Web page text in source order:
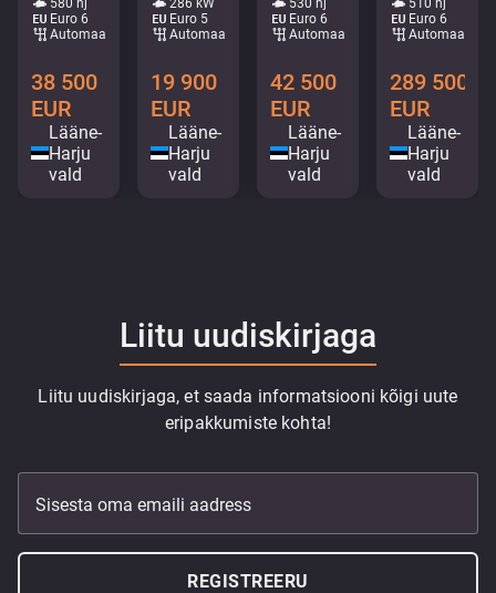
580 hj
Euro 6
Automaat
38 500
EUR
Lääne-
Harju
vald
286 kW
Euro 5
Automaat
19 900
EUR
Lääne-
Harju
vald
530 hj
Euro 6
Automaat
42 500
EUR
Lääne-
Harju
vald
510 hj
Euro 6
Automaat
289 500
EUR
Lääne-
Harju
vald
Liitu uudiskirjaga
Liitu uudiskirjaga, et saada informatsiooni kõigi uute
eripakkumiste kohta!
Sisesta oma emaili aadress
REGISTREERU